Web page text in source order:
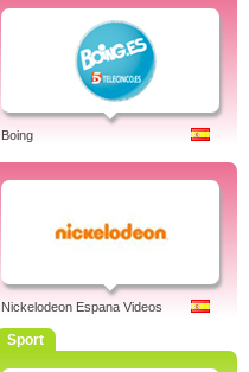
Boing
Nickelodeon Espana Videos
Sport